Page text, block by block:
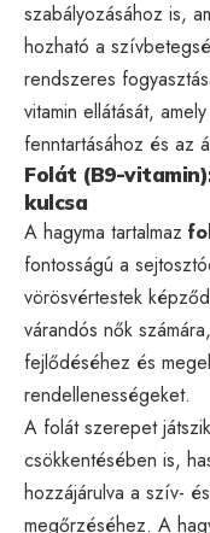
szabályozásához is,
hozható a
rendszeres
vitamin ellátását,
fenntartásához és az
Folát (B9-
kulcsa
A hagyma tartalmaz
fontosságú a
vörösvértestek
várandós nők
fejlődéséhez és
rendellenességeket.
A folát szerepet
csökkentésében is,
hozzájárulva a szív-
megőrzéséhez. A